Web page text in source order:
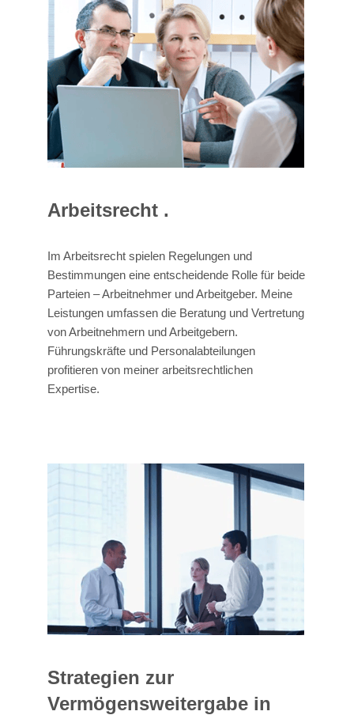
Arbeitsrecht .
Im Arbeitsrecht spielen Regelungen und
Bestimmungen eine entscheidende Rolle für beide
Parteien – Arbeitnehmer und Arbeitgeber. Meine
Leistungen umfassen die Beratung und Vertretung
von Arbeitnehmern und Arbeitgebern.
Führungskräfte und Personalabteilungen
profitieren von meiner arbeitsrechtlichen
Expertise.
Strategien zur
Vermögensweitergabe in